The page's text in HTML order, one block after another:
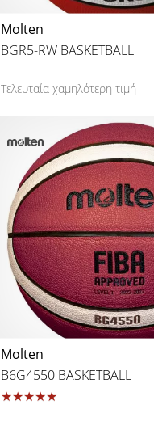
Molten
BGR5-RW BASKETBALL
Τελευταία χαμηλότερη τιμή
5
Molten
B6G4550 BASKETBALL